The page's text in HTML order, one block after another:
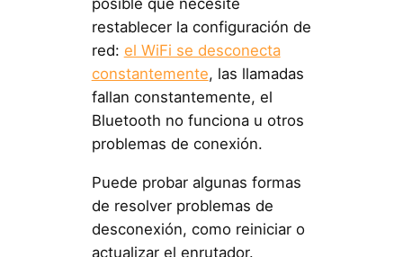
posible que necesite
restablecer la configuración de
red: el WiFi se desconecta
constantemente, las llamadas
fallan constantemente, el
Bluetooth no funciona u otros
problemas de conexión.
Puede probar algunas formas
de resolver problemas de
desconexión, como reiniciar o
actualizar el enrutador.